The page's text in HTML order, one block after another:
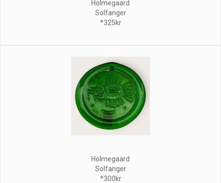
Holmegaard
Solfanger
*325kr
Holmegaard
Solfanger
*300kr